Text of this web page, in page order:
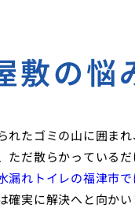
敷の悩
れたゴミの山に囲ま
ただ散らかっている
漏れトイレの福津市
確実に解決へと向か